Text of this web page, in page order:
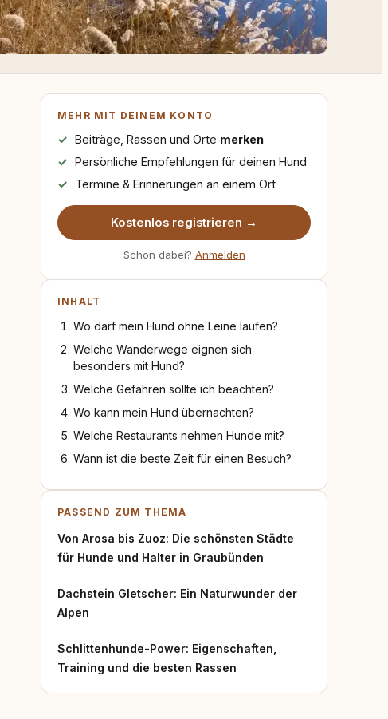
MEHR MIT DEINEM KONTO
Beiträge, Rassen und Orte merken
Persönliche Empfehlungen für deinen Hund
Termine & Erinnerungen an einem Ort
Kostenlos registrieren →
Schon dabei? Anmelden
INHALT
Wo darf mein Hund ohne Leine laufen?
Welche Wanderwege eignen sich
besonders mit Hund?
Welche Gefahren sollte ich beachten?
Wo kann mein Hund übernachten?
Welche Restaurants nehmen Hunde mit?
Wann ist die beste Zeit für einen Besuch?
PASSEND ZUM THEMA
Von Arosa bis Zuoz: Die schönsten Städte
für Hunde und Halter in Graubünden
Dachstein Gletscher: Ein Naturwunder der
Alpen
Schlittenhunde-Power: Eigenschaften,
Training und die besten Rassen